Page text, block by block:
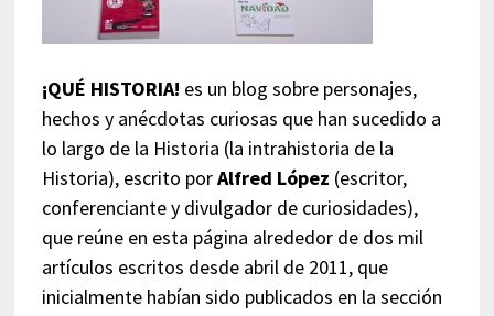
¡QUÉ HISTORIA! es un blog sobre personajes,
hechos y anécdotas curiosas que han sucedido a
lo largo de la Historia (la intrahistoria de la
Historia), escrito porAlfred López (escritor,
conferenciante y divulgador de curiosidades),
que reúne en esta página alrededor de dos mil
artículos escritos desde abril de 2011, que
inicialmente habían sido publicados en la sección